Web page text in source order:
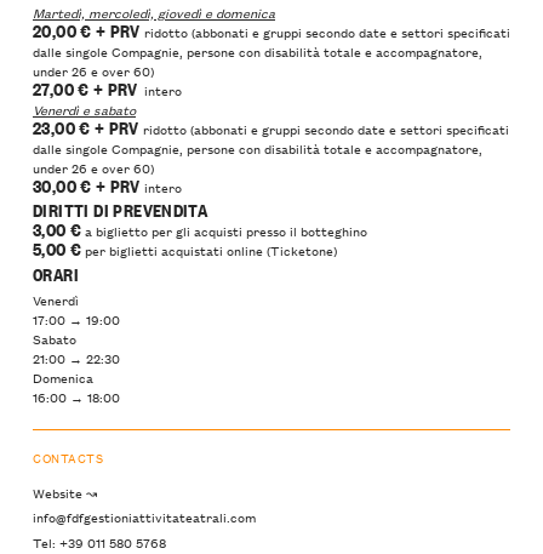
Martedì, mercoledì, giovedì e domenica
20,00 €+ PRV ridotto (abbonati e gruppi secondo date e settori specificati
dalle singole Compagnie, persone con disabilità totale e accompagnatore,
under 26 e over 60)
27,00 €+ PRV intero
Venerdì e sabato
23,00 €+ PRV ridotto (abbonati e gruppi secondo date e settori specificati
dalle singole Compagnie, persone con disabilità totale e accompagnatore,
under 26 e over 60)
30,00 €+ PRV intero
DIRITTI DI PREVENDITA
3,00 €a biglietto per gli acquisti presso il botteghino
5,00€per biglietti acquistati online (Ticketone)
ORARI
Venerdì
17:00 → 19:00
Sabato
21:00 → 22:30
Domenica
16:00 → 18:00
CONTACTS
Website ↝
info@fdfgestioniattivitateatrali.com
Tel: +39 011 580 5768